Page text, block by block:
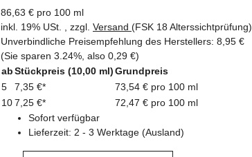
86,63 € pro 100 ml
inkl. 19% USt. , zzgl. Versand (FSK 18 Alterssichtprüfung)
Unverbindliche Preisempfehlung des Herstellers: 8,95 €
(Sie sparen 3.24% , also 0,29 €)
abStückpreis (10,00 ml)Grundpreis
5
7,35 €*
73,54 € pro 100 ml
107,25 €*
72,47 € pro 100 ml
Sofort verfügbar
Lieferzeit: 2 - 3 Werktage (Ausland)